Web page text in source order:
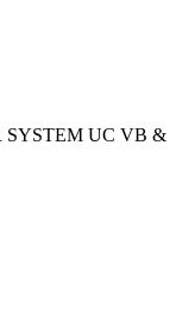
SYSTEM UC VB &